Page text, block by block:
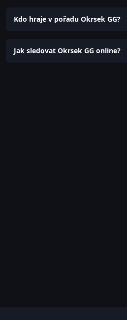
Kdo hraje v pořadu Okrsek GG?
Jak sledovat Okrsek GG online?